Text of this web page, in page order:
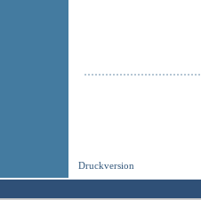
Druckversion